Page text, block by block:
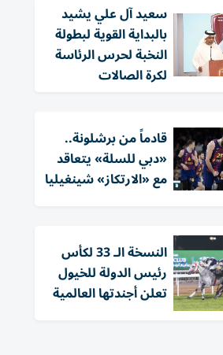
سعيد آل علي يشيد
بالبداية القوية لبطولة
النخبة لحرس الرئاسة
لكرة الصالات
قادماً من برشلونة..
«دبي للسلة» يتعاقد
مع «الارتكاز» شينغيليا
النسخة الـ 33 لكأس
رئيس الدولة للخيول
تعلن أجندتها العالمية